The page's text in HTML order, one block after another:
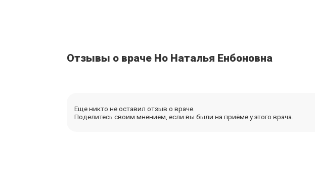
Отзывы о враче Но Наталья Енбоновна
Еще никто не оставил отзыв о враче.
Поделитесь своим мнением, если вы были на приёме у этого врача.